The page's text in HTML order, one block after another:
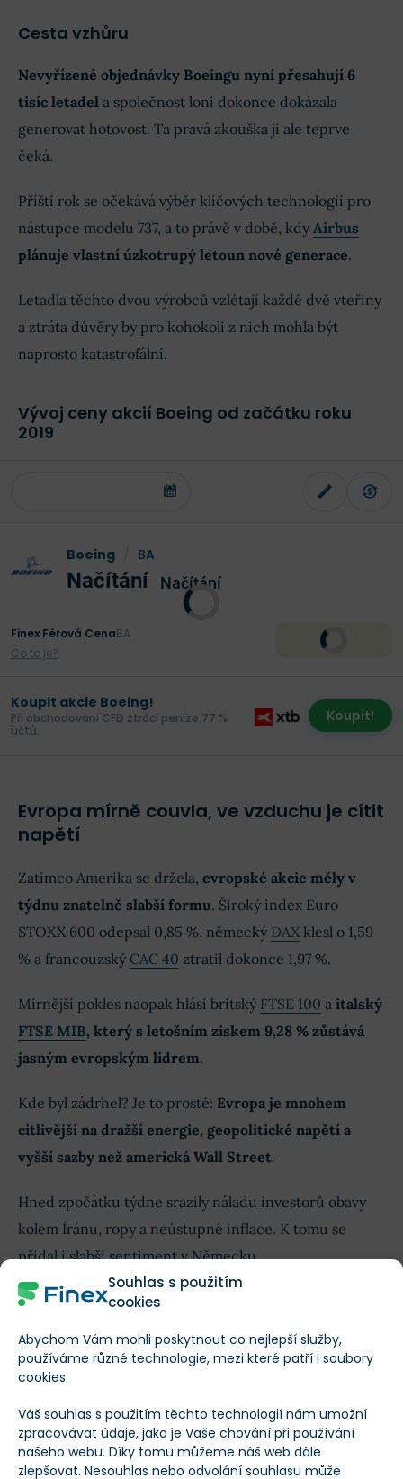
Souhlas s použitím
cookies
Abychom Vám mohli poskytnout co nejlepší služby,
používáme různé technologie, mezi které patří i soubory
cookies.
Váš souhlas s použitím těchto technologií nám umožní
zpracovávat údaje, jako je Vaše chování při používání
našeho webu. Díky tomu můžeme náš web dále
zlepšovat. Nesouhlas nebo odvolání souhlasu může
Cesta vzhůru
Nevyřízené objednávky Boeingu nyní přesahují 6
tisíc letadel a společnost loni dokonce dokázala
generovat hotovost. Ta pravá zkouška ji ale teprve
čeká.
Příští rok se očekává výběr klíčových technologií pro
nástupce modelu 737, a to právě v době, kdy Airbus
plánuje vlastní úzkotrupý letoun nové generace.
Letadla těchto dvou výrobců vzlétají každé dvě vteřiny
a ztráta důvěry by pro kohokoli z nich mohla být
naprosto katastrofální.
Vývoj ceny akcií Boeing od začátku roku
2019
Boeing BA
Načítání Načítání
Finex Férová CenaBA
Co to je?
Koupit akcie Boeing!
Při obchodování CFD ztrácí peníze 77 %
účtů.
Koupit!
Evropa mírně couvla, ve vzduchu je cítit
napětí
Zatímco Amerika se držela, evropské akcie měly v
týdnu znatelně slabší formu. Široký index Euro
STOXX 600 odepsal 0,85 %, německý DAX klesl o 1,59
% a francouzský CAC 40 ztratil dokonce 1,97 %.
Mírnější pokles naopak hlásí britský FTSE 100 a italský
FTSE MIB, který s letošním ziskem 9,28 % zůstává
jasným evropským lídrem.
Kde byl zádrhel? Je to prosté: Evropa je mnohem
citlivější na dražší energie, geopolitické napětí a
vyšší sazby než americká Wall Street.
Hned zpočátku týdne srazily náladu investorů obavy
kolem Íránu, ropy a neústupné inflace. K tomu se
přidal i slabší sentiment v Německu.
Páteční technologický odraz sice přinesl úlevu, ale